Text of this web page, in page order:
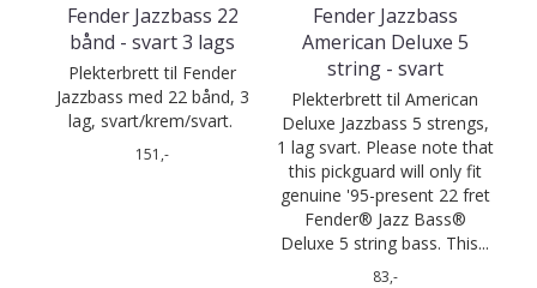
Fender Jazzbass 22
bånd - svart 3 lags
Plekterbrett til Fender
Jazzbass med 22 bånd, 3
lag, svart/krem/svart.
151,-
Fender Jazzbass
American Deluxe 5
string - svart
Plekterbrett til American
Deluxe Jazzbass 5 strengs,
1 lag svart. Please note that
this pickguard will only fit
genuine '95-present 22 fret
Fender® Jazz Bass®
Deluxe 5 string bass. This...
83,-